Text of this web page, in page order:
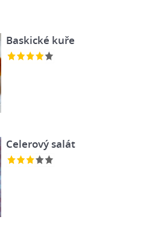
Baskické kuře
Celerový salát